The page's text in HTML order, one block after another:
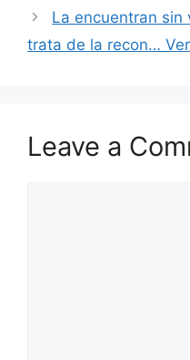
La encuentran sin
trata de la recon…
Leave a